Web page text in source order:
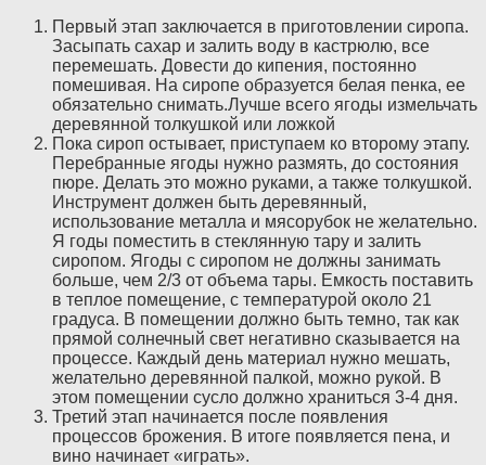
Первый этап заключается в приготовлении сиропа.
Засыпать сахар и залить воду в кастрюлю, все
перемешать. Довести до кипения, постоянно
помешивая. На сиропе образуется белая пенка, ее
обязательно снимать.Лучше всего ягоды измельчать
деревянной толкушкой или ложкой
Пока сироп остывает, приступаем ко второму этапу.
Перебранные ягоды нужно размять, до состояния
пюре. Делать это можно руками, а также толкушкой.
Инструмент должен быть деревянный,
использование металла и мясорубок не желательно.
Я годы поместить в стеклянную тару и залить
сиропом. Ягоды с сиропом не должны занимать
больше, чем 2/3 от объема тары. Емкость поставить
в теплое помещение, с температурой около 21
градуса. В помещении должно быть темно, так как
прямой солнечный свет негативно сказывается на
процессе. Каждый день материал нужно мешать,
желательно деревянной палкой, можно рукой. В
этом помещении сусло должно храниться 3-4 дня.
Третий этап начинается после появления
процессов брожения. В итоге появляется пена, и
вино начинает «играть».